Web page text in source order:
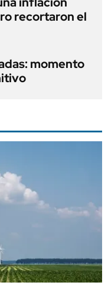
recortaron el
momento